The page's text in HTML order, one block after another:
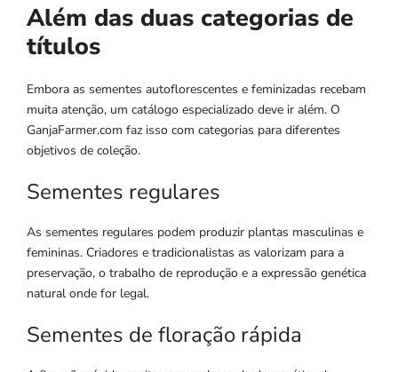
Além das duas categorias de
títulos
Embora as sementes autoflorescentes e feminizadas recebam
muita atenção, um catálogo especializado deve ir além. O
GanjaFarmer.com faz isso com categorias para diferentes
objetivos de coleção.
Sementes regulares
As sementes regulares podem produzir plantas masculinas e
femininas. Criadores e tradicionalistas as valorizam para a
preservação, o trabalho de reprodução e a expressão genética
natural onde for legal.
Sementes de floração rápida